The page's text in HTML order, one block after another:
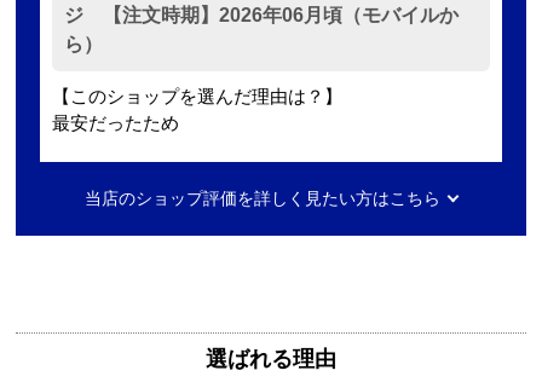
ジ 【注文時期】2026年06月頃（モバイルか
ら）
【このショップを選んだ理由は？】
最安だったため
2日ほど
さん
当店のショップ評価を詳しく見たい方はこちら
選ばれる理由